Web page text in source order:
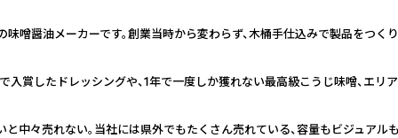
噌醤油メーカーです。創業当時から変わらず、木桶手仕込みで製品をつく
入賞したドレッシングや、1年で一度しか獲れない最高級こうじ味噌、エリ
々売れない。当社には県外でもたくさん売れている、容量もビジュアル